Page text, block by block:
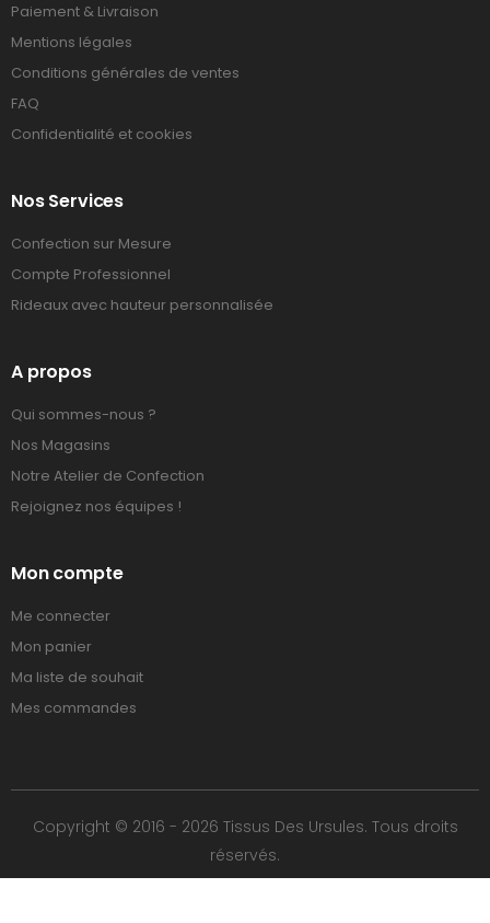
Paiement & Livraison
Mentions légales
Conditions générales de ventes
FAQ
Confidentialité et cookies
Nos Services
Confection sur Mesure
Compte Professionnel
Rideaux avec hauteur personnalisée
A propos
Qui sommes-nous ?
Nos Magasins
Notre Atelier de Confection
Rejoignez nos équipes !
Mon compte
Me connecter
Mon panier
Ma liste de souhait
Mes commandes
Copyright © 2016 - 2026 Tissus Des Ursules. Tous droits
réservés.